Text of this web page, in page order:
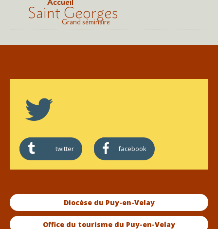
Accueil
Saint Georges
Grand séminaire
twitter facebook
Diocèse du Puy-en-Velay
Office du tourisme du Puy-en-Velay